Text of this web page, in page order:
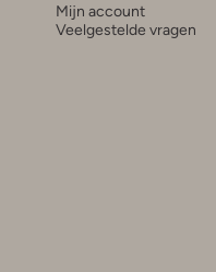
Mijn account
Veelgestelde vragen